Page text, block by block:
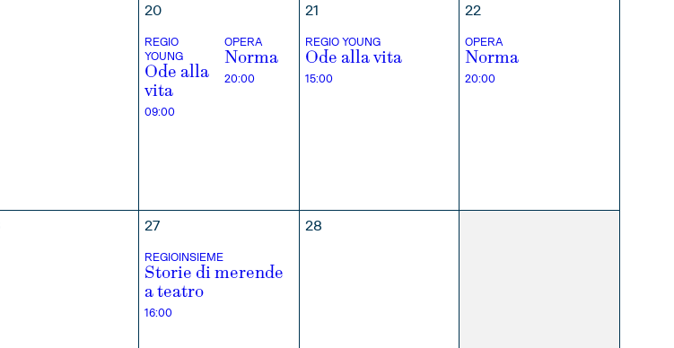
20
REGIO
YOUNG
Ode alla
vita
09:00
OPERA
Norma
20:00
21
REGIO YOUNG
Ode alla vita
15:00
22
OPERA
Norma
20:00
27
REGIOINSIEME
Storie di merende
a teatro
16:00
28